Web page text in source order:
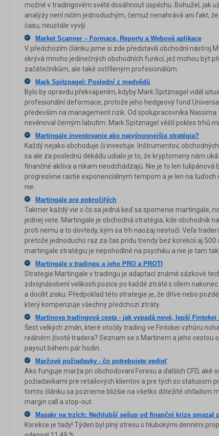
možné v tradingovém světě dosáhnout úspěchu. Bohužel, jak
analýzy není ničím jednoduchým, čemuž nenahrává ani fakt,
času, neustále vyvíjí.
Market Scanner – Formace, Reporty a Webová aplikace
V předchozím článku jsme si zde představili obchodní nástroj
skrývá mnoho jedinečných obchodních funkcí, jež mohou být
začátečníkům, ale také ostříleným profesionálům.
Mark Spitznagel: Poslední z medvědů
Bylo by opravdu překvapením, kdyby Mark Spitznagel viděl
profesionální deformace, protože jeho hedgeový fond
především na management rizik. Od spolupracovníka Nassima
nevěnoval černým labutím. Mark Spitznagel věští pokles trhů
Martingale investovanie ako najvýnosnejšia stratégia?
Každý nejako obchoduje či investuje. Inštrumentov,
sa ale za poslednú dekádu udialo je to, že kryptomeny nám
finančné aktíva a nikam neodchádzajú. Nie je to len tulipánová
progresívne rastie exponenciálnym tempom a je len na
nie.
Martingale pre pokročilých
Takmer každý vie o čo sa jedná keď sa spomenie martingale,
jednej vete. Martingale je obchodná stratégia, kde obchodník
proti nemu a to dovtedy, kým sa trh naozaj neotočí. Veľa
pretože jednoducho raz za čas prídu trendy bez korekcií aj 500
martingale stratégiu je nepohodlné na psychiku a nie je tam
Martingale v tradingu a jeho PRO a PROTI
Strategie Martingale v tradingu je adaptací známé sázkové
zdvojnásobení velikosti pozice po každé ztrátě s cílem
a docílit zisku. Předpoklad této strategie je, že dříve nebo
který kompenzuje všechny předchozí ztráty.
Martinova tradingová cesta - jak vypadá nové, lepší Fintokei
Šest velkých změn, které otočily trading ve Fintokei vzhůru
reálném životě tradera? Seznam se s Martinem a jeho cestou
payout během pár hodin.
Maržové požiadavky - čo potrebujete vedieť
Ako funguje marža pri obchodovaní Forexu a ďalších CFD, aké
požiadavkami pre retailových klientov a pre tých so statusom
tomto článku sa pozrieme bližšie na všetko dôležité ohľadom
margin call a stop-out.
Masakr na trzích: Nejhlubší sešup od finanční krize smazal
Korekce je tady! Týden byl plný stresu s hlubokými denními